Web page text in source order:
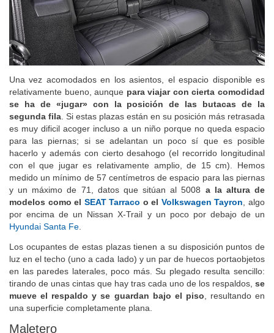
Una vez acomodados en los asientos, el espacio disponible es
relativamente bueno, aunque para viajar con cierta comodidad
se ha de «jugar» con la posición de las butacas de la
segunda fila . Si estas plazas están en su posición más retrasada
es muy dificil acoger incluso a un niño porque no queda espacio
para las piernas; si se adelantan un poco sí que es posible
hacerlo y además con cierto desahogo (el recorrido longitudinal
con el que jugar es relativamente amplio, de 15 cm). Hemos
medido un mínimo de 57 centímetros de espacio para las piernas
y un máximo de 71, datos que sitúan al 5008a la altura de
modelos como el SEAT Tarracoo elVolkswagen Tayron, algo
por encima de un Nissan X-Trail y un poco por debajo de un
Los ocupantes de estas plazas tienen a su disposición puntos de
luz en el techo (uno a cada lado) y un par de huecos portaobjetos
en las paredes laterales, poco más. Su plegado resulta sencillo:
tirando de unas cintas que hay tras cada uno de los respaldos, se
mueve el respaldo y se guardan bajo el piso